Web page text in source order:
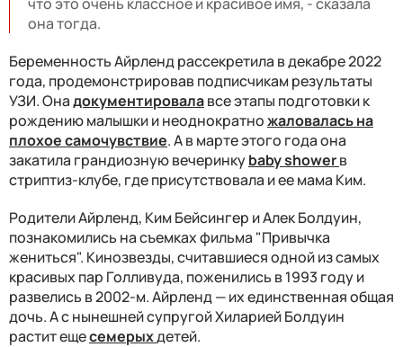
она тогда.
Беременность Айрленд рассекретила в декабре 2022
года, продемонстрировав подписчикам результаты
УЗИ. Онадокументировалавсе этапы подготовки к
рождению малышки и неоднократножаловалась на
плохое самочувствие. А в марте этого года она
закатила грандиозную вечеринкуbaby showerв
стриптиз-клубе, где присутствовала и ее мама Ким.
Родители Айрленд, Ким Бейсингер и Алек Болдуин,
познакомились на съемках фильма "Привычка
жениться". Кинозвезды, считавшиеся одной из самых
красивых пар Голливуда, поженились в 1993 году и
развелись в 2002-м. Айрленд — их единственная общая
дочь. А с нынешней супругой Хиларией Болдуин
растит ещесемерыхдетей.